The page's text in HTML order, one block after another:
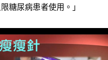
糖尿病患者使用。」